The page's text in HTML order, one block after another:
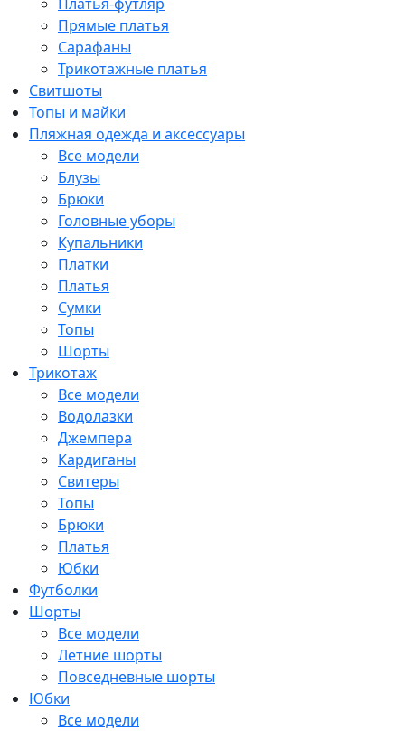
Прямые платья
Сарафаны
Трикотажные платья
Свитшоты
Топы и майки
Пляжная одежда и аксессуары
Все модели
Блузы
Брюки
Головные уборы
Купальники
Платки
Платья
Сумки
Топы
Шорты
Трикотаж
Все модели
Водолазки
Джемпера
Кардиганы
Свитеры
Топы
Брюки
Платья
Юбки
Футболки
Шорты
Все модели
Летние шорты
Повседневные шорты
Юбки
Все модели